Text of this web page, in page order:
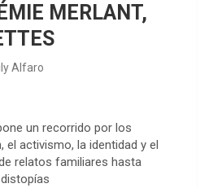
MERLANT,
Alfaro
un recorrido por los
activismo, la identidad y el
relatos familiares hasta